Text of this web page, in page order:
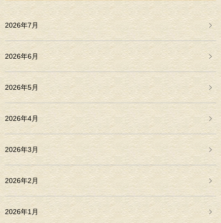
2026年7月
2026年6月
2026年5月
2026年4月
2026年3月
2026年2月
2026年1月